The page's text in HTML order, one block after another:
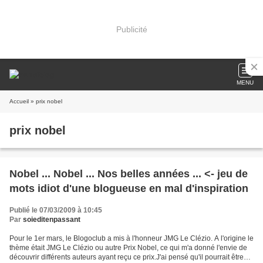
Publicité
MENU
Accueil » prix nobel
prix nobel
Nobel ... Nobel ... Nos belles années ... <- jeu de
mots idiot d'une blogueuse en mal d'inspiration
Publié le 07/03/2009 à 10:45
Par soieditenpassant
Pour le 1er mars, le Blogoclub a mis à l'honneur JMG Le Clézio. A l'origine le
thème était JMG Le Clézio ou autre Prix Nobel, ce qui m'a donné l'envie de
découvrir différents auteurs ayant reçu ce prix.J'ai pensé qu'il pourrait être